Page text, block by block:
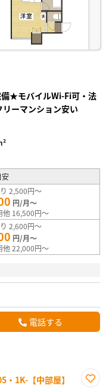
備★モバイルWi-Fi可・法
ーマンション安い
安
2,500円～
円/月～
他 16,500円～
2,600円～
円/月～
他 22,000円～
電話する
1K-【中部屋】